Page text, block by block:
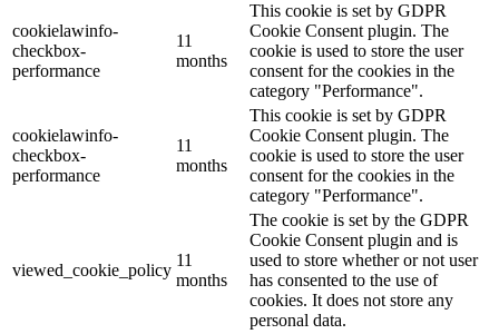
cookielawinfo-
checkbox-
performance
11
months
This cookie is set by GDPR
Cookie Consent plugin. The
cookie is used to store the user
consent for the cookies in the
category "Performance".
cookielawinfo-
checkbox-
performance
11
months
This cookie is set by GDPR
Cookie Consent plugin. The
cookie is used to store the user
consent for the cookies in the
category "Performance".
viewed_cookie_policy
11
months
The cookie is set by the GDPR
Cookie Consent plugin and is
used to store whether or not user
has consented to the use of
cookies. It does not store any
personal data.